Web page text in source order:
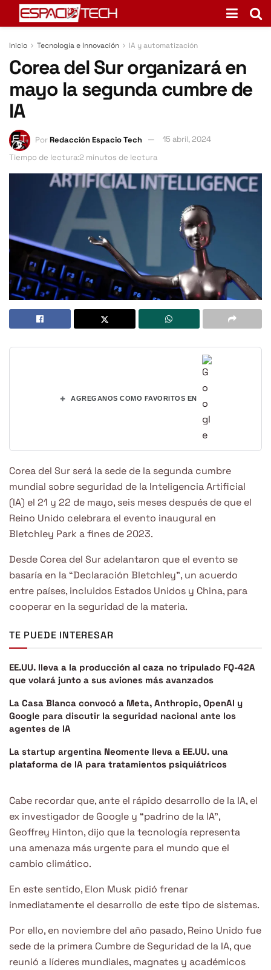
Inicio Tecnología e Innovación IA y automatización
Corea del Sur organizará en
mayo la segunda cumbre de
IA
PorRedacción Espacio Tech
15 abril, 2024
Tiempo de lectura:2 minutos de lectura
+ AGREGANOS COMO FAVORITOS EN
Corea del Sur será la sede de la segunda cumbre
mundial sobre seguridad de la Inteligencia Artificial
(IA) el 21 y 22 de mayo, seis meses después de que el
Reino Unido celebrara el evento inaugural en
Bletchley Park a fines de 2023.
Desde Corea del Sur adelantaron que el evento se
basaría en la “Declaración Bletchley”, un acuerdo
entre países, incluidos Estados Unidos y China, para
cooperar en la seguridad de la materia.
TE PUEDE INTERESAR
EE.UU. lleva a la producción al caza no tripulado FQ-42A
que volará junto a sus aviones más avanzados
La Casa Blanca convocó a Meta, Anthropic, OpenAI y
Google para discutir la seguridad nacional ante los
agentes de IA
La startup argentina Neomente lleva a EE.UU. una
plataforma de IA para tratamientos psiquiátricos
Cabe recordar que, ante el rápido desarrollo de la IA, el
ex investigador de Google y “padrino de la IA”,
Geoffrey Hinton, dijo que la tecnología representa
una amenaza más urgente para el mundo que el
cambio climático.
En este sentido, Elon Musk pidió frenar
inmediatamente el desarrollo de este tipo de sistemas.
Por ello, en noviembre del año pasado, Reino Unido fue
sede de la primera Cumbre de Seguridad de la IA, que
reunió a líderes mundiales, magnates y académicos